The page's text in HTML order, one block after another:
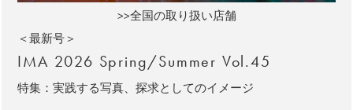
>>全国の取り扱い店舗
＜最新号＞
IMA 2026 Spring/Summer Vol.45
特集：実践する写真、探求としてのイメージ